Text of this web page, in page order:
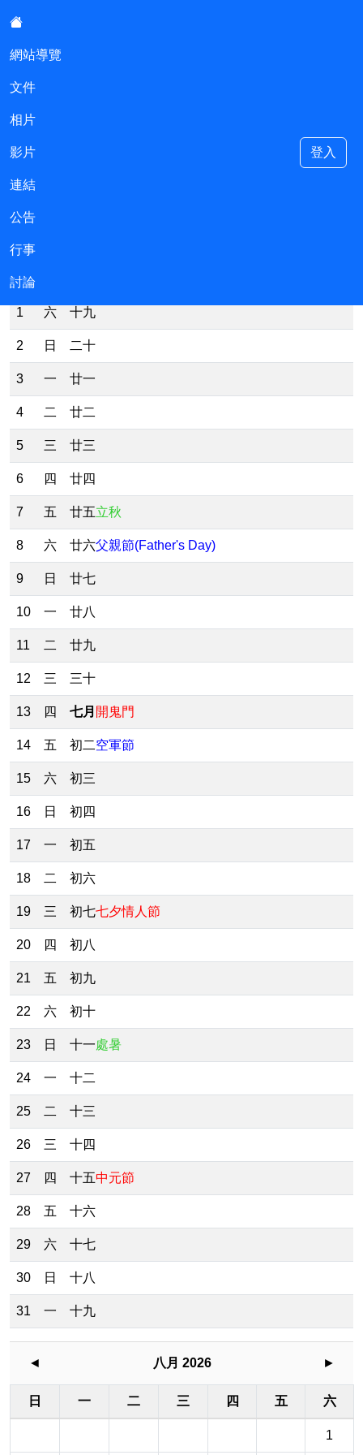
網站導覽
文件
相片
影片
連結
公告
行事
討論
登入
現在位置:行事
民國115年 農曆歲次丙午年 【馬】
日期
1 六 十九
2 日 二十
3 一 廿一
4 二 廿二
5 三 廿三
6 四 廿四
7 五 廿五立秋
8 六 廿六父親節(Father's Day)
9 日 廿七
10 一 廿八
11 二 廿九
12 三 三十
13 四 七月 開鬼門
14 五 初二空軍節
15 六 初三
16 日 初四
17 一 初五
18 二 初六
19 三 初七七夕情人節
20 四 初八
21 五 初九
22 六 初十
23 日 十一處暑
24 一 十二
25 二 十三
26 三 十四
27 四 十五中元節
28 五 十六
29 六 十七
30 日 十八
31 一 十九
◄ 八月 2026 ►
日 一 二 三 四 五 六
1